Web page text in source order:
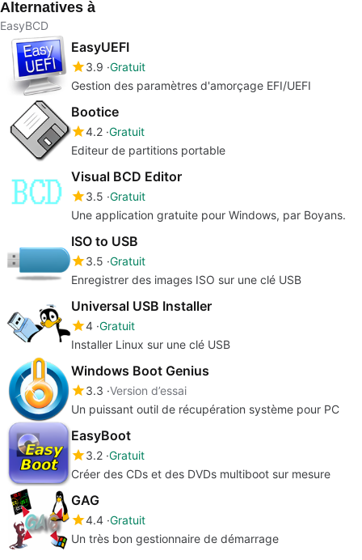
Alternatives à
EasyBCD
EasyUEFI
3.9 Gratuit
Gestion des paramètres d'amorçage EFI/UEFI
Bootice
4.2 Gratuit
Editeur de partitions portable
Visual BCD Editor
3.5 Gratuit
Une application gratuite pour Windows, par Boyans.
ISO to USB
3.5 Gratuit
Enregistrer des images ISO sur une clé USB
Universal USB Installer
4 Gratuit
Installer Linux sur une clé USB
Windows Boot Genius
3.3 Version d’essai
Un puissant outil de récupération système pour PC
EasyBoot
3.2 Gratuit
Créer des CDs et des DVDs multiboot sur mesure
GAG
4.4 Gratuit
Un très bon gestionnaire de démarrage